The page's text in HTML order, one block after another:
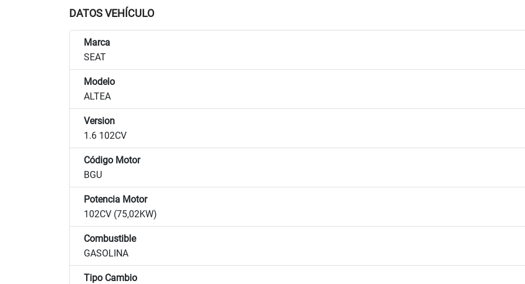
DATOS VEHÍCULO
Marca
SEAT
Modelo
ALTEA
Version
1.6 102CV
Código Motor
BGU
Potencia Motor
102CV (75,02KW)
Combustible
GASOLINA
Tipo Cambio